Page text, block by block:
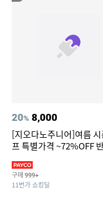
20% 8,000
[지오다노주니어]여름
프 특별가격 ~72%OFF
구매 999+
11번가 쇼킹딜